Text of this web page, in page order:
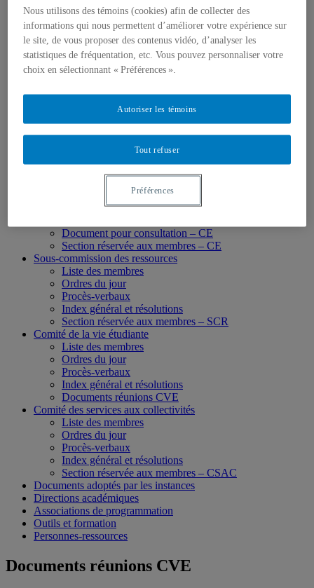
Membres des instances
Conseil d’administration
Liste des membres
Ordres du jour
Procès-verbaux
Index général et résolutions
Document pour consultation
Ordres du jour
Procès-verbaux
Document pour consultation – CE
Section réservée aux membres – CE
Sous-commission des ressources
Liste des membres
Ordres du jour
Procès-verbaux
Index général et résolutions
Section réservée aux membres – SCR
Comité de la vie étudiante
Liste des membres
Ordres du jour
Procès-verbaux
Index général et résolutions
Documents réunions CVE
Comité des services aux collectivités
Liste des membres
Ordres du jour
Procès-verbaux
Index général et résolutions
Section réservée aux membres – CSAC
Documents adoptés par les instances
Directions académiques
Associations de programmation
Outils et formation
Personnes-ressources
Documents réunions CVE
Nous utilisons des témoins (cookies) afin de collecter des
informations qui nous permettent d’améliorer votre expérience sur
le site, de vous proposer des contenus vidéo, d’analyser les
statistiques de fréquentation, etc. Vous pouvez personnaliser votre
choix en sélectionnant « Préférences ».
Tout refuser
Autoriser les témoins
Préférences